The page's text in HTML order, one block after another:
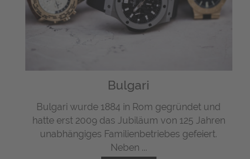
Bulgari
Bulgari wurde 1884 in Rom gegründet und
hatte erst 2009 das Jubiläum von 125 Jahren
unabhängiges Familienbetriebes gefeiert.
Neben ...